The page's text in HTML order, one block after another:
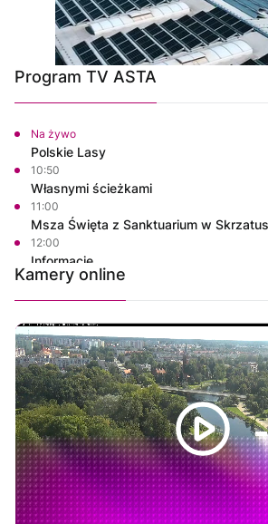
Program TV ASTA
Na żywo
Polskie Lasy
10:50
Własnymi ścieżkami
11:00
Msza Święta z Sanktuarium w
12:00
Informacje
12:15
Na szczęście piątek
Rozmowa dnia
12:45
Rozmowa dnia
13:00
Praktycznie o nieruchomościach
13:50
Raport PCT
14:00
Wielkopolska na Weekend
14:25
Wspólnie dla bezpieczeństwa Gminy
Kamery online